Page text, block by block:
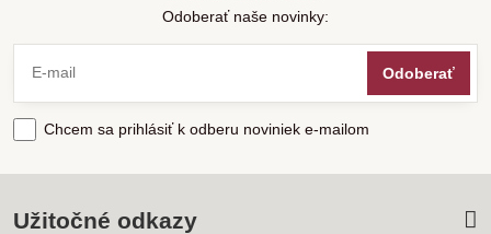
Odoberať naše novinky:
Odoberať
Chcem sa prihlásiť k odberu noviniek e-mailom
Užitočné odkazy